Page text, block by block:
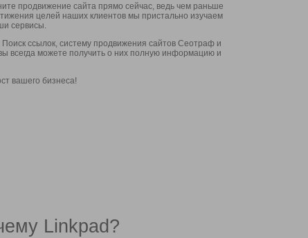
продвижение сайта прямо сейчас, ведь чем раньше
целей наших клиентов мы пристально изучаем
сервисы.
ссылок, систему продвижения сайтов Сеотраф и
всегда можете получить о них полную информацию и
вашего бизнеса!
Linkpad?